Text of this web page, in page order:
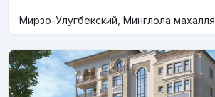
Мирзо-Улугбекский, Минглола махалля